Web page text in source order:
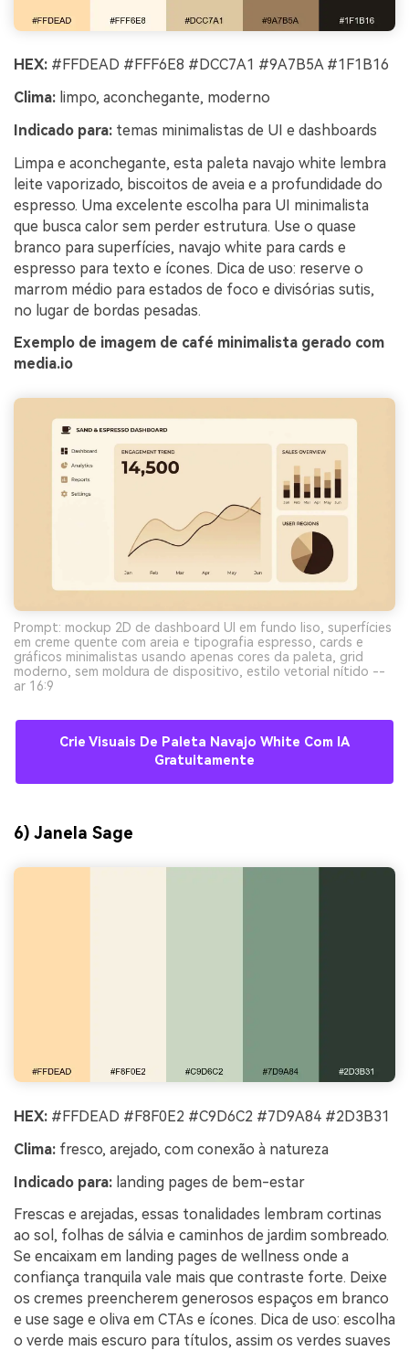
HEX: #FFDEAD #FFF6E8 #DCC7A1 #9A7B5A #1F1B16
Clima: limpo, aconchegante, moderno
Indicado para: temas minimalistas de UI e dashboards
Limpa e aconchegante, esta paleta navajo white lembra
leite vaporizado, biscoitos de aveia e a profundidade do
espresso. Uma excelente escolha para UI minimalista
que busca calor sem perder estrutura. Use o quase
branco para superfícies, navajo white para cards e
espresso para texto e ícones. Dica de uso: reserve o
marrom médio para estados de foco e divisórias sutis,
no lugar de bordas pesadas.
Exemplo de imagem de café minimalista gerado com
media.io
Prompt: mockup 2D de dashboard UI em fundo liso, superfícies
em creme quente com areia e tipografia espresso, cards e
gráficos minimalistas usando apenas cores da paleta, grid
moderno, sem moldura de dispositivo, estilo vetorial nítido --
ar 16:9
Crie Visuais De Paleta Navajo White Com IA
Gratuitamente
6) Janela Sage
HEX: #FFDEAD #F8F0E2 #C9D6C2 #7D9A84 #2D3B31
Clima: fresco, arejado, com conexão à natureza
Indicado para: landing pages de bem-estar
Frescas e arejadas, essas tonalidades lembram cortinas
ao sol, folhas de sálvia e caminhos de jardim sombreado.
Se encaixam em landing pages de wellness onde a
confiança tranquila vale mais que contraste forte. Deixe
os cremes preencherem generosos espaços em branco
e use sage e oliva em CTAs e ícones. Dica de uso: escolha
o verde mais escuro para títulos, assim os verdes suaves